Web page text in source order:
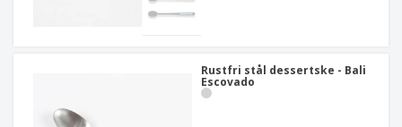
Rustfri stål dessertske - Bali
Escovado